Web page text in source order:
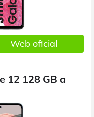
Web oficial
12 128 GB a